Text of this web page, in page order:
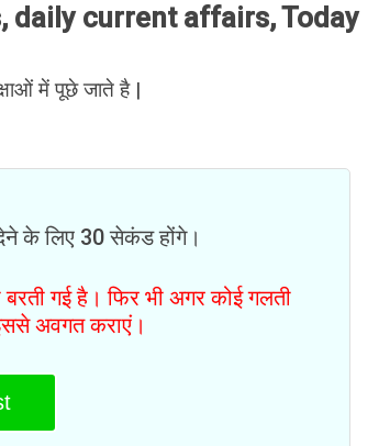
current affairs, Today
में पूछे जाते है |
के लिए 30 सेकंड होंगे।
गई है। फिर भी अगर कोई गलती
अवगत कराएं।